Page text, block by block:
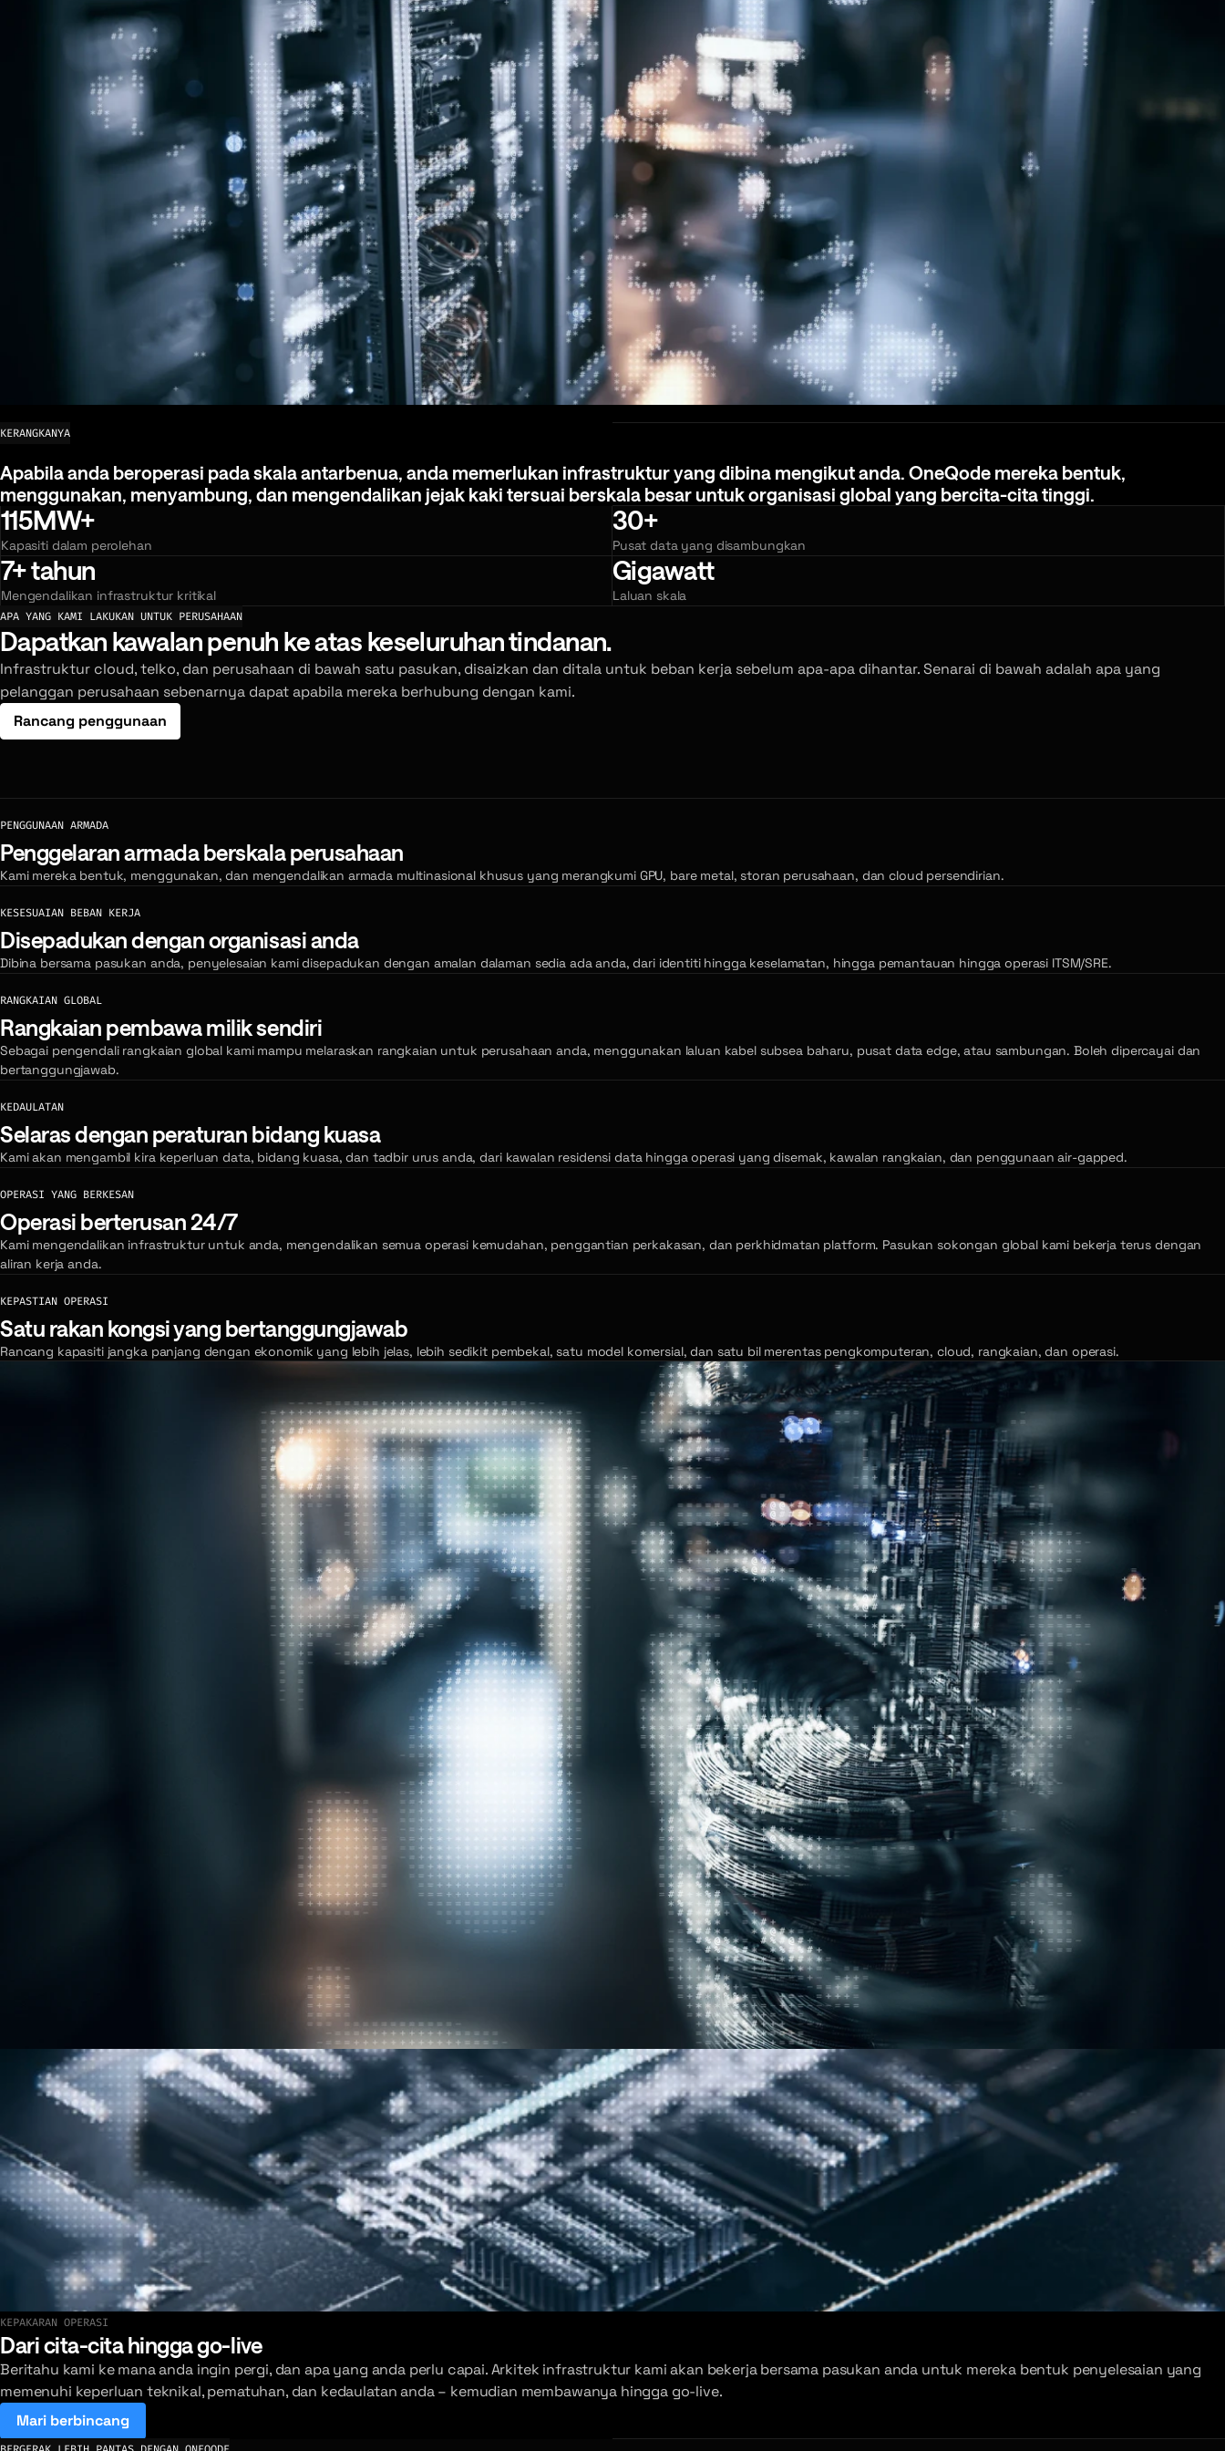
KERANGKANYA
Apabila anda beroperasi pada skala antarbenua, anda memerlukan infrastruktur yang dibina mengikut anda. OneQode mereka bentuk,
Apabilaandaberoperasi padaskalaantarbenua,andamemerlukan infrastrukturyangdibinamengikutanda.OneQodemerekabentuk,
menggunakan, menyambung,dan mengendalikan jejakkakitersuai berskalabesaruntukorganisasiglobalyang bercita-citatinggi.
115MW+
Kapasiti dalam perolehan
30+
Pusat data yang disambungkan
7+ tahun
Mengendalikan infrastruktur kritikal
Gigawatt
Laluan skala
APA YANG KAMI LAKUKAN UNTUK PERUSAHAAN
Dapatkan kawalan penuh ke atas keseluruhan tindanan.
Infrastruktur cloud, telko, dan perusahaan di bawah satu pasukan, disaizkan dan ditala untuk beban kerja sebelum apa-apa dihantar. Senarai di bawah adalah apa yang
pelanggan perusahaan sebenarnya dapat apabila mereka berhubung dengan kami.
Rancang penggunaan
PENGGUNAAN ARMADA
Penggelaran armada berskala perusahaan
Kami mereka bentuk, menggunakan, dan mengendalikan armada multinasional khusus yang merangkumi GPU, bare metal, storan perusahaan, dan cloud persendirian.
KESESUAIAN BEBAN KERJA
Disepadukan dengan organisasi anda
Dibina bersama pasukan anda, penyelesaian kami disepadukan dengan amalan dalaman sedia ada anda, dari identiti hingga keselamatan, hingga pemantauan hingga operasi ITSM/SRE.
RANGKAIAN GLOBAL
Rangkaian pembawa milik sendiri
Sebagai pengendali rangkaian global kami mampu melaraskan rangkaian untuk perusahaan anda, menggunakan laluan kabel subsea baharu, pusat data edge, atau sambungan. Boleh dipercayai dan
bertanggungjawab.
KEDAULATAN
Selaras dengan peraturan bidang kuasa
Kami akan mengambil kira keperluan data, bidang kuasa, dan tadbir urus anda, dari kawalan residensi data hingga operasi yang disemak, kawalan rangkaian, dan penggunaan air-gapped.
OPERASI YANG BERKESAN
Operasi berterusan 24/7
Kami mengendalikan infrastruktur untuk anda, mengendalikan semua operasi kemudahan, penggantian perkakasan, dan perkhidmatan platform. Pasukan sokongan global kami bekerja terus dengan
aliran kerja anda.
KEPASTIAN OPERASI
Satu rakan kongsi yang bertanggungjawab
Rancang kapasiti jangka panjang dengan ekonomik yang lebih jelas, lebih sedikit pembekal, satu model komersial, dan satu bil merentas pengkomputeran, cloud, rangkaian, dan operasi.
Lihat penggunaan terbaru kami
KEPAKARAN OPERASI
Dari cita-cita hingga go-live
Beritahu kami ke mana anda ingin pergi, dan apa yang anda perlu capai. Arkitek infrastruktur kami akan bekerja bersama pasukan anda untuk mereka bentuk penyelesaian yang
memenuhi keperluan teknikal, pematuhan, dan kedaulatan anda – kemudian membawanya hingga go-live.
Mari berbincang